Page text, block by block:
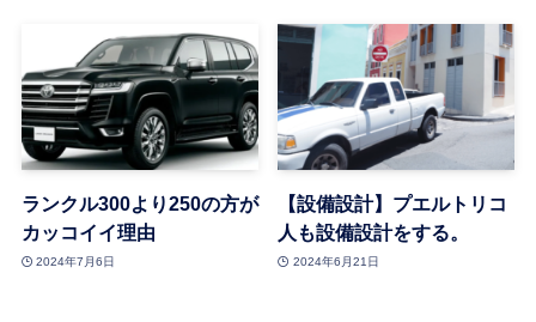
ランクル300より250の方が
カッコイイ理由
2024年7月6日
【設備設計】プエルトリコ
人も設備設計をする。
2024年6月21日